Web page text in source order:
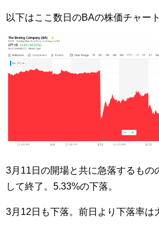
以下はここ数日のBAの株価チャート
3月11日の開場と共に急落するもの
して終了。5.33%の下落。
3月12日も下落。前日より下落率は